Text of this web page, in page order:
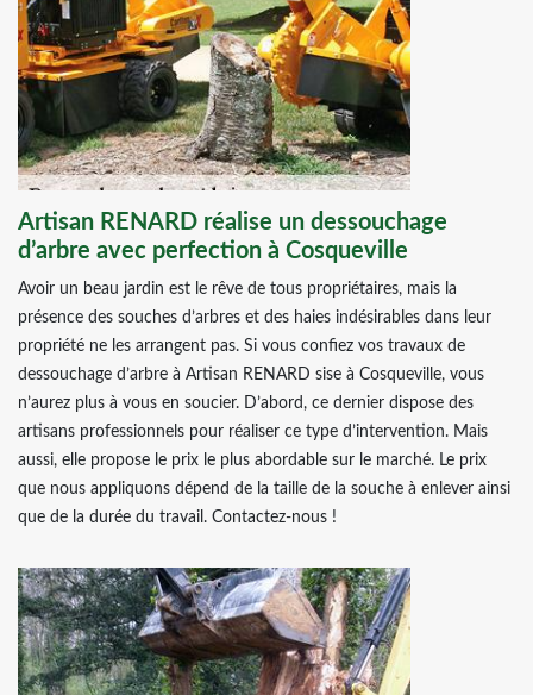
Artisan RENARD réalise un dessouchage
d’arbre avec perfection à Cosqueville
Avoir un beau jardin est le rêve de tous propriétaires, mais la
présence des souches d’arbres et des haies indésirables dans leur
propriété ne les arrangent pas. Si vous confiez vos travaux de
dessouchage d’arbre à Artisan RENARD sise à Cosqueville, vous
n’aurez plus à vous en soucier. D’abord, ce dernier dispose des
artisans professionnels pour réaliser ce type d’intervention. Mais
aussi, elle propose le prix le plus abordable sur le marché. Le prix
que nous appliquons dépend de la taille de la souche à enlever ainsi
que de la durée du travail. Contactez-nous !